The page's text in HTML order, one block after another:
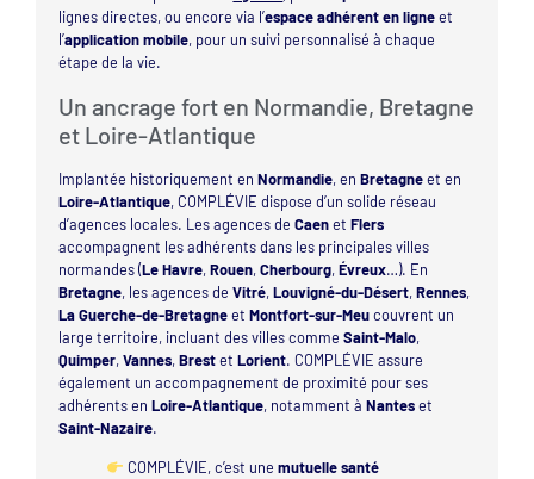
lignes directes, ou encore via l’espace adhérent en ligneet
l’application mobile, pour un suivi personnalisé à chaque
étape de la vie.
Un ancrage fort en Normandie, Bretagne
et Loire-Atlantique
Implantée historiquement enNormandie, enBretagneet en
Loire-Atlantique, COMPLÉVIE dispose d’un solide réseau
d’agences locales. Les agences deCaenetFlers
accompagnent les adhérents dans les principales villes
normandes (Le Havre,Rouen,Cherbourg,Évreux…). En
Bretagne, les agences deVitré,Louvigné-du-Désert,Rennes,
La Guerche-de-BretagneetMontfort-sur-Meucouvrent un
large territoire, incluant des villes commeSaint-Malo,
Quimper,Vannes,BrestetLorient. COMPLÉVIE assure
également un accompagnement de proximité pour ses
adhérents enLoire-Atlantique, notamment àNanteset
Saint-Nazaire.
COMPLÉVIE, c’est une mutuelle santé